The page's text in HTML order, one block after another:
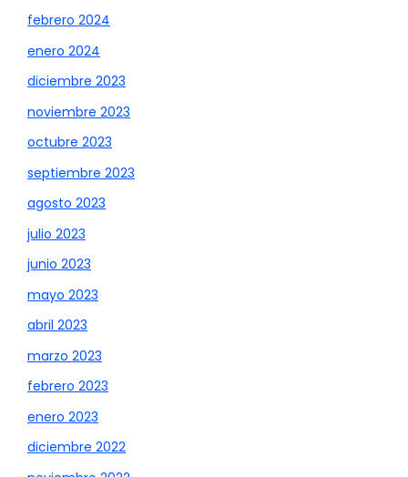
febrero 2024
enero 2024
diciembre 2023
noviembre 2023
octubre 2023
septiembre 2023
agosto 2023
julio 2023
junio 2023
mayo 2023
abril 2023
marzo 2023
febrero 2023
enero 2023
diciembre 2022